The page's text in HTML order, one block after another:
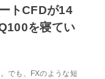
トCFDが14
を寝てい
でも、FXのような短